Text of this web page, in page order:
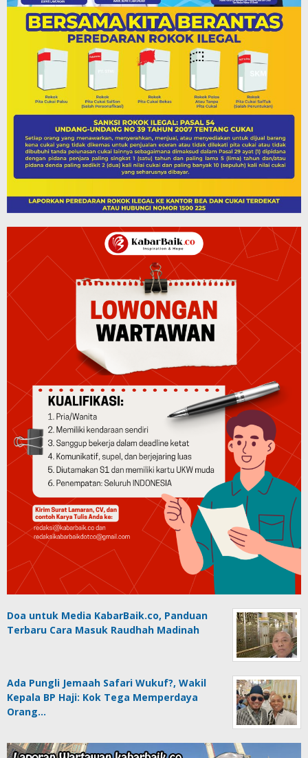
Doa untuk Media KabarBaik.co, Panduan
Terbaru Cara Masuk Raudhah Madinah
Ada Pungli Jemaah Safari Wukuf?, Wakil
Kepala BP Haji: Kok Tega Memperdaya
Orang…